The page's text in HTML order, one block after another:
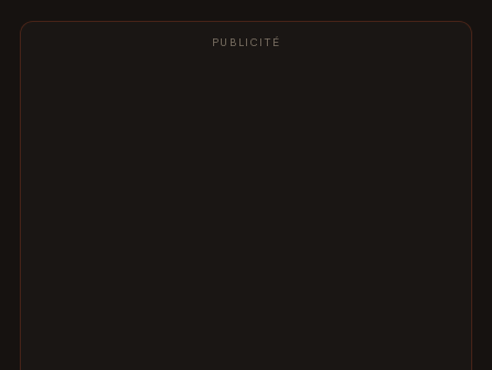
PUBLICITÉ